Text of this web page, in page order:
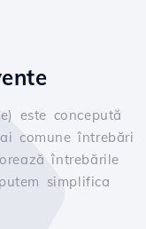
este concepută
comune întrebări
întrebările
simplifica